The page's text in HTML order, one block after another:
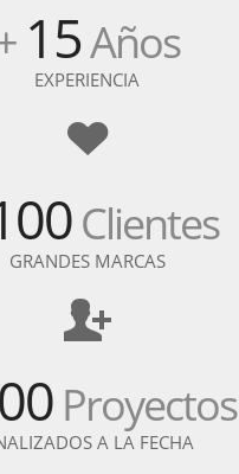
15Años
EXPERIENCIA
Clientes
GRANDES MARCAS
Proyectos
A LA FECHA